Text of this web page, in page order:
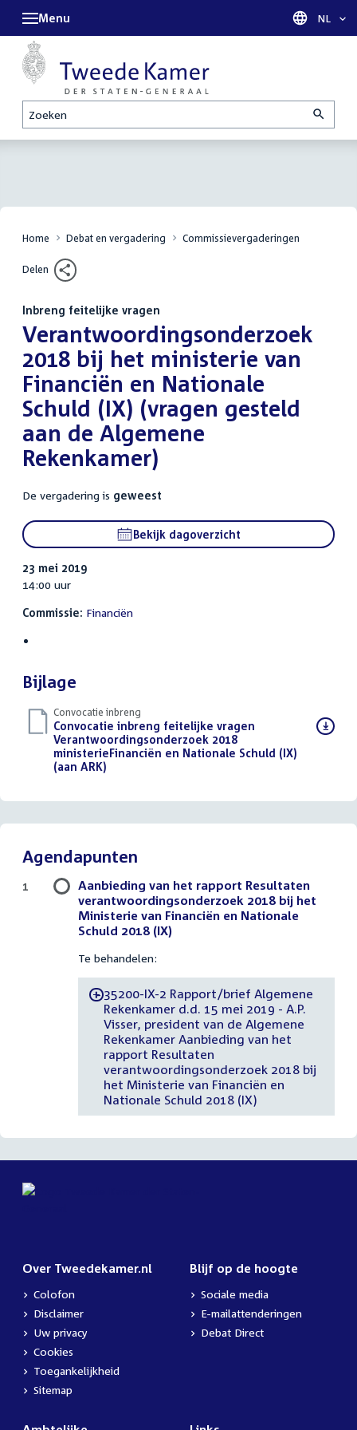
Zoeken
Menu Taal
NL
Home Debat en vergadering Commissievergaderingen
Delen
Inbreng feitelijke vragen
:Verantwoordingsonderzoek
2018 bij het ministerie van
Financiën en Nationale
Schuld (IX) (vragen gesteld
aan de Algemene
Rekenkamer)
De vergadering is geweest
Bekijk dagoverzicht
23 mei 2019
14:00 uur
Commissie: Financiën
Bijlage
Convocatie inbreng
Download
bestand:
Convocatie inbreng feitelijke vragen
Verantwoordingsonderzoek 2018
ministerieFinanciën en Nationale Schuld (IX)
(aan ARK)
Agendapunten
Aanbieding van het rapport Resultaten
verantwoordingsonderzoek 2018 bij het
Ministerie van Financiën en Nationale
Schuld 2018 (IX)
Te behandelen:
-35200-IX-2 Rapport/brief Algemene
Rekenkamer d.d. 15 mei 2019 - A.P.
Visser, president van de Algemene
Rekenkamer Aanbieding van het
rapport Resultaten
verantwoordingsonderzoek 2018 bij
het Ministerie van Financiën en
Nationale Schuld 2018 (IX)
1
Over Tweedekamer.nl
Colofon
Disclaimer
Uw privacy
Cookies
Toegankelijkheid
Sitemap
Blijf op de hoogte
Sociale media
E-mailattenderingen
Debat Direct